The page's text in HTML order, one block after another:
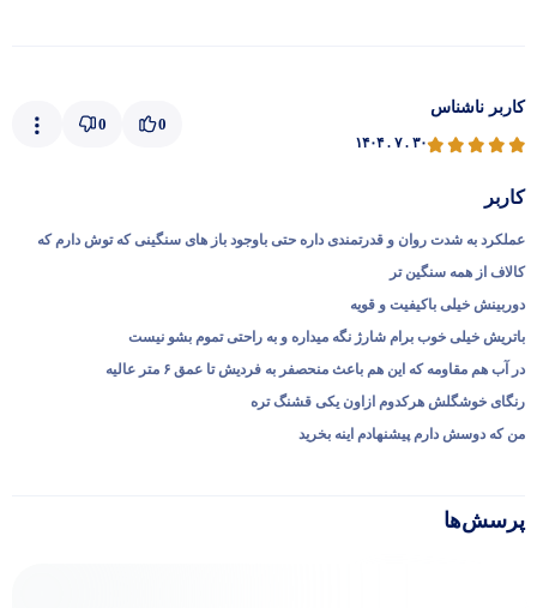
کاربر ناشناس
۱۴۰۴ . ۷ . ۳۰
0
0
کاربر
عملکرد به شدت روان و قدرتمندی داره حتی باوجود باز های سنگینی که توش دارم که
کالاف از همه سنگین تر
دوربینش خیلی باکیفیت و قویه
باتریش خیلی خوب برام شارژ نگه میداره و به راحتی تموم بشو نیست
در آب هم مقاومه که این هم باعث منحصفر به فردیش تا عمق ۶ متر عالیه
رنگای خوشگلش هرکدوم ازاون یکی قشنگ تره
من که دوسش دارم پیشنهادم اینه بخرید
پرسش‌ها
پاسخگوی سوالات شما هستیم